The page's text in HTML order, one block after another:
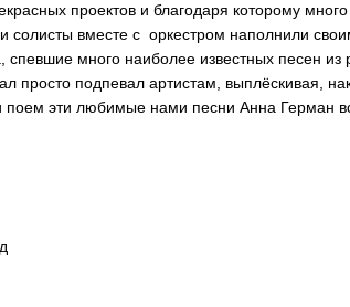
проектов и благодаря которому
солисты вместе с оркестром наполнили
спевшие много наиболее известных песен
просто подпевал артистам, выплёскивая,
эти любимые нами песни Анна Герман